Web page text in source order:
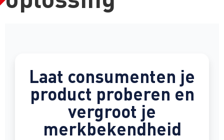
Laat consumenten je
product proberen en
vergroot je
merkbekendheid